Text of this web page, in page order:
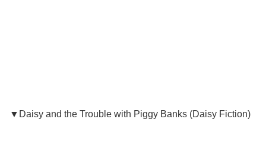
▼Daisy and the Trouble with Piggy Banks (Daisy Fiction)